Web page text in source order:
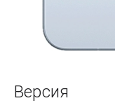
Версия